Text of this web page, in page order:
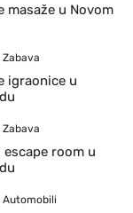
masaže u Novom
Zabava
igraonice u
Zabava
escape room u
Automobili